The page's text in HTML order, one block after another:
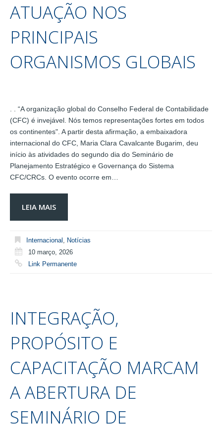
ATUAÇÃO NOS
PRINCIPAIS
ORGANISMOS GLOBAIS
. . “A organização global do Conselho Federal de Contabilidade
(CFC) é invejável. Nós temos representações fortes em todos
os continentes". A partir desta afirmação, a embaixadora
internacional do CFC, Maria Clara Cavalcante Bugarim, deu
início às atividades do segundo dia do Seminário de
Planejamento Estratégico e Governança do Sistema
CFC/CRCs. O evento ocorre em…
LEIA MAIS
Internacional , Notícias
10 março, 2026
Link Permanente
INTEGRAÇÃO,
PROPÓSITO E
CAPACITAÇÃO MARCAM
A ABERTURA DE
SEMINÁRIO DE